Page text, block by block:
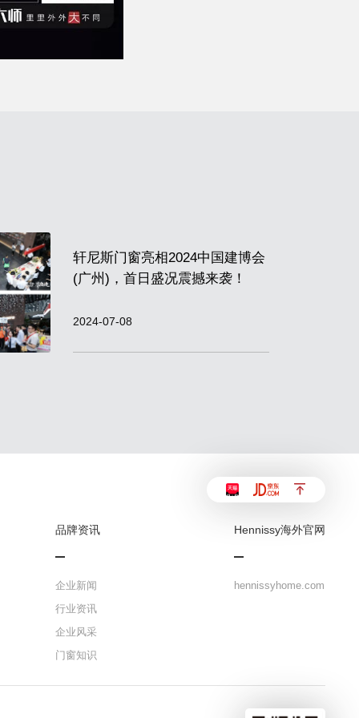
轩尼斯门窗亮相2024中国建博会
(广州)，首日盛况震撼来袭！
2024-07-08
品牌资讯
企业新闻
行业资讯
企业风采
门窗知识
Hennissy海外官网
hennissyhome.com